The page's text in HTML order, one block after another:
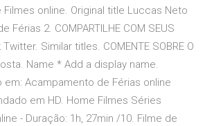
online. Original title Luccas Neto
Férias 2. COMPARTILHE COM SEUS
Similar titles. COMENTE SOBRE O
Name * Add a display name.
Acampamento de Férias online
em HD. Home Filmes Séries
- Duração: 1h, 27min /10. Filme de